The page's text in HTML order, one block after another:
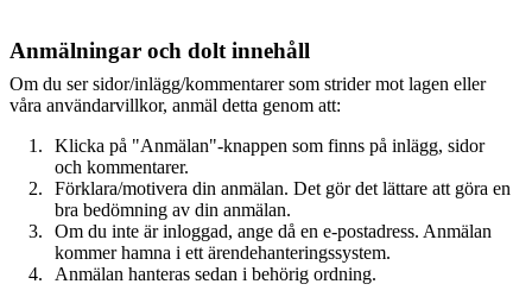
Anmälningar och dolt innehåll
Om du ser sidor/inlägg/kommentarer som strider mot lagen eller
våra användarvillkor, anmäl detta genom att:
Klicka på "Anmälan"-knappen som finns på inlägg, sidor
och kommentarer.
Förklara/motivera din anmälan. Det gör det lättare att göra en
bra bedömning av din anmälan.
Om du inte är inloggad, ange då en e-postadress. Anmälan
kommer hamna i ett ärendehanteringssystem.
Anmälan hanteras sedan i behörig ordning.